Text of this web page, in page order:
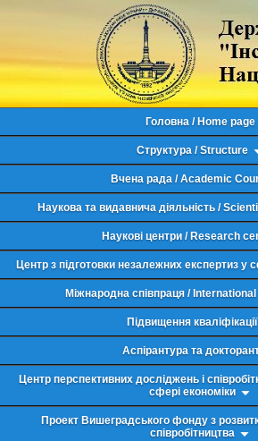
Головна / Home page
Структура / Structure
Вчена рада / Academic
Наукова та видавнича діяльність /
Наукові центри / Research
Центр з підготовки незалежних експертиз у
Міжнародна співпраця /
Підвищення кваліфікації
Аспірантура та
Центр перспективних досліджень і
сфері економіки
Проект Вишеградського фонду з
співробітництва